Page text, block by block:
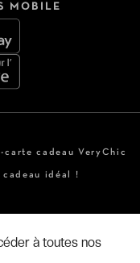
MOBILE
carte cadeau VeryChic
idéal !
à toutes nos